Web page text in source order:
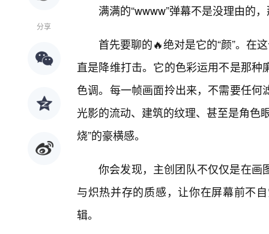
分享
满满的“wwww”弹幕不是没理由的
首先要聊的🔥绝对是它的“颜”。在
直是降维打击。它的色彩运用不是那
色调。每一帧画面拎出来，不需要任
光影的流动、建筑的纹理、甚至是角色
烧”的豪横感。
你会发现，主创团队不仅仅是在画
与炽热并存的质感，让你在屏幕前不
辑。